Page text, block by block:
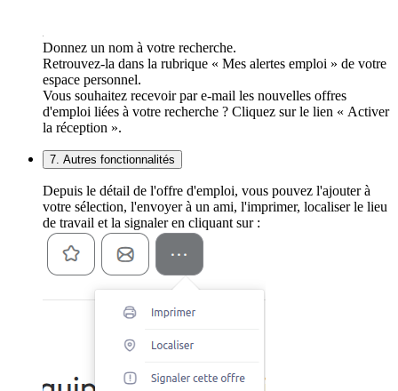
Donnez un nom à votre recherche.
Retrouvez-la dans la rubrique « Mes alertes emploi » de votre
espace personnel.
Vous souhaitez recevoir par e-mail les nouvelles offres
d'emploi liées à votre recherche ? Cliquez sur le lien « Activer
la réception ».
7. Autres fonctionnalités
Depuis le détail de l'offre d'emploi, vous pouvez l'ajouter à
votre sélection, l'envoyer à un ami, l'imprimer, localiser le lieu
de travail et la signaler en cliquant sur :